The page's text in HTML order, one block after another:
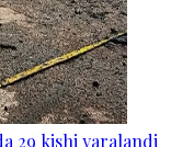
29 kishi yaralandi